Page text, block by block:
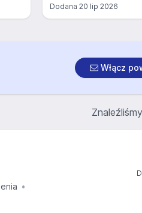
Dodana 20 lip 2026
Włącz
Znaleźliśmy